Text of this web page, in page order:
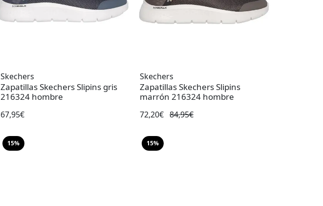
Skechers
Zapatillas Skechers Slipins gris
216324 hombre
67,95€
Skechers
Zapatillas Skechers Slipins
marrón 216324 hombre
72,20€ 84,95€
15% 15%